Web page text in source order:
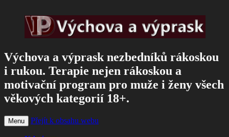
Výchova a výprask nezbedníků rákoskou
i rukou. Terapie nejen rákoskou a
motivační program pro muže i ženy všech
věkových kategorií 18+.
Menu Přejít k obsahu webu